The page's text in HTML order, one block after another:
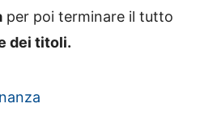
per poi terminare il tutto
dei titoli.